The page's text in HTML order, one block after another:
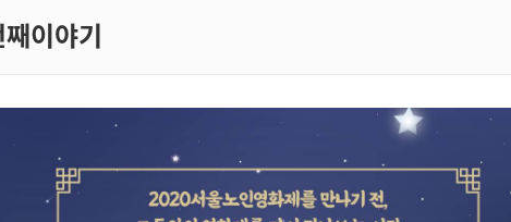
이야기